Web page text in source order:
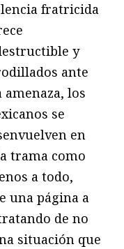
fratricida
y
ante
amenaza, los
se
en
trama como
a todo,
una página a
de no
situación que